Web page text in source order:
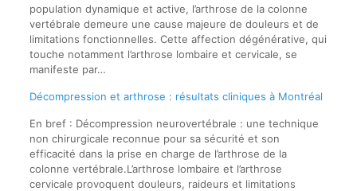
population dynamique et active, l’arthrose de la colonne
vertébrale demeure une cause majeure de douleurs et de
limitations fonctionnelles. Cette affection dégénérative, qui
touche notamment l’arthrose lombaire et cervicale, se
manifeste par…
Décompression et arthrose : résultats cliniques à Montréal
En bref : Décompression neurovertébrale : une technique
non chirurgicale reconnue pour sa sécurité et son
efficacité dans la prise en charge de l’arthrose de la
colonne vertébrale.L’arthrose lombaire et l’arthrose
cervicale provoquent douleurs, raideurs et limitations